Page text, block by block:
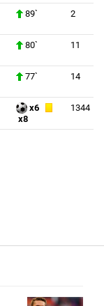
89` 2
80` 11
77` 14
x6
x8
1344